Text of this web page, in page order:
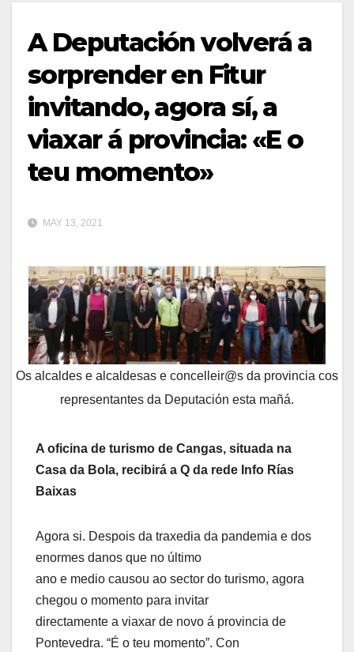
A Deputación volverá a
sorprender en Fitur
invitando, agora sí, a
viaxar á provincia: «E o
teu momento»
MAY 13, 2021
Os alcaldes e alcaldesas e concelleir@s da provincia cos
representantes da Deputación esta mañá.
A oficina de turismo de Cangas, situada na
Casa da Bola, recibirá a Q da rede Info Rías
Baixas
Agora si. Despois da traxedia da pandemia e dos
enormes danos que no último
ano e medio causou ao sector do turismo, agora
chegou o momento para invitar
directamente a viaxar de novo á provincia de
Pontevedra. “É o teu momento”. Con